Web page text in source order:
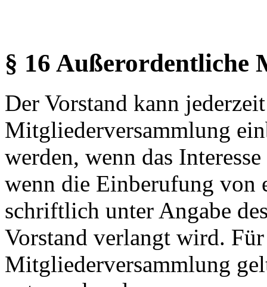
§ 16 Außerordentliche
Der Vorstand kann
Mitgliederversammlung
werden, wenn das
wenn die Einberufung
schriftlich unter Angabe
Vorstand verlangt wird.
Mitgliederversammlung